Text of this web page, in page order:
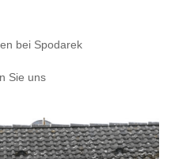
bei Spodarek
Sie uns